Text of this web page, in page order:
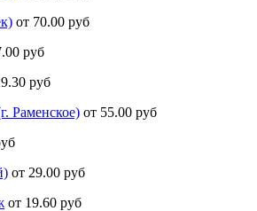
от 70.00 руб
руб
руб
Раменское) от 55.00 руб
от 29.00 руб
от 19.60 руб